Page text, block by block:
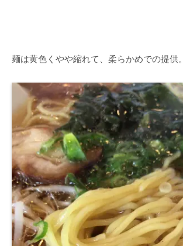
麺は黄色くやや縮れて、柔らかめでの提供。